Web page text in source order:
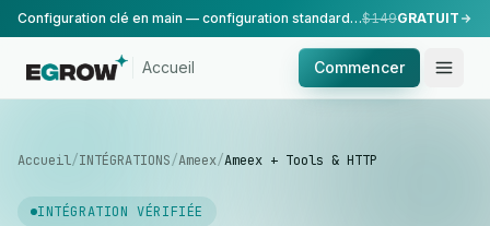
Configuration clé en main — configuration standard, réalisée par notre équipe.$149GRATUIT
Accueil Commencer
Accueil/INTÉGRATIONS/Ameex/Ameex + Tools & HTTP
INTÉGRATION VÉRIFIÉE